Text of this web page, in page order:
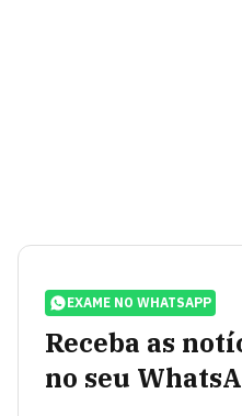
EXAME NO WHATSAPP
Receba as
no seu